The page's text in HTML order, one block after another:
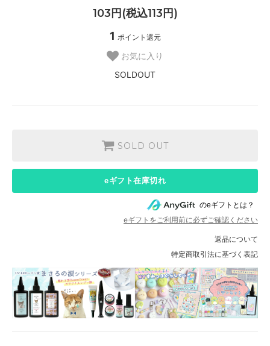
103円(税込113円)
1 ポイント還元
お気に入り
SOLDOUT
SOLD OUT
eギフト在庫切れ
のeギフトとは？
eギフトをご利用前に必ずご確認ください
返品について
特定商取引法に基づく表記